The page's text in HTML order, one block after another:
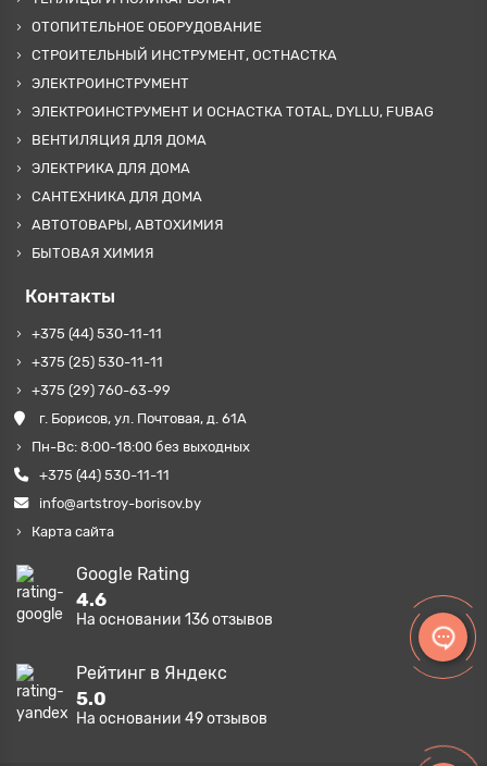
ОТОПИТЕЛЬНОЕ ОБОРУДОВАНИЕ
СТРОИТЕЛЬНЫЙ ИНСТРУМЕНТ, ОСТНАСТКА
ЭЛЕКТРОИНСТРУМЕНТ
ЭЛЕКТРОИНСТРУМЕНТ И ОСНАСТКА TOTAL, DYLLU, FUBAG
ВЕНТИЛЯЦИЯ ДЛЯ ДОМА
ЭЛЕКТРИКА ДЛЯ ДОМА
САНТЕХНИКА ДЛЯ ДОМА
АВТОТОВАРЫ, АВТОХИМИЯ
БЫТОВАЯ ХИМИЯ
Контакты
+375 (44) 530-11-11
+375 (25) 530-11-11
+375 (29) 760-63-99
г. Борисов, ул. Почтовая, д. 61А
Пн-Вс: 8:00-18:00 без выходных
+375 (44) 530-11-11
info@artstroy-borisov.by
Карта сайта
Google Rating
4.6
На основании 136отзывов
Рейтинг в Яндекс
5.0
На основании 49отзывов